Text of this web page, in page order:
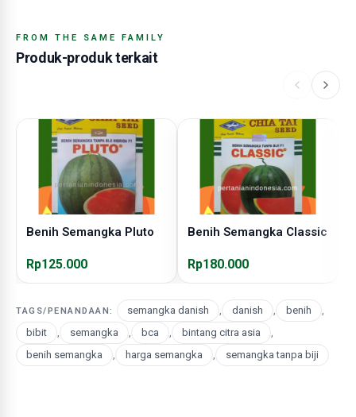
FROM THE SAME FAMILY
Produk-produk terkait
Benih Semangka Pluto
Rp125.000
Benih Semangka Classic
Rp180.000
TAGS/PENANDAAN: semangka danish , danish , benih
,
bibit
, semangka , bca , bintang citra asia
,
benih semangka
, harga semangka , semangka tanpa biji